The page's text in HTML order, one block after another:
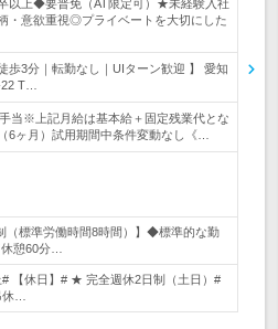
以上◆要普免（AT限定可）★未経験入社
・意欲重視◎プライベートを大切にした
歩3分｜転勤なし｜UIターン歓迎 】 愛知
T…
当※上記月給は基本給＋固定残業代とな
6ヶ月）試用期間中条件変動なし《…
（標準労働時間8時間）】◆標準的な勤
憩60分…
【休日】# ★ 完全週休2日制（土日）#
…